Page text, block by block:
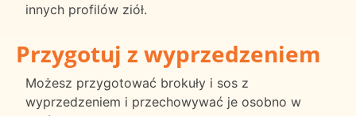
innych profilów ziół.
Przygotuj z wyprzedzeniem
Możesz przygotować brokuły i sos z
wyprzedzeniem i przechowywać je osobno w